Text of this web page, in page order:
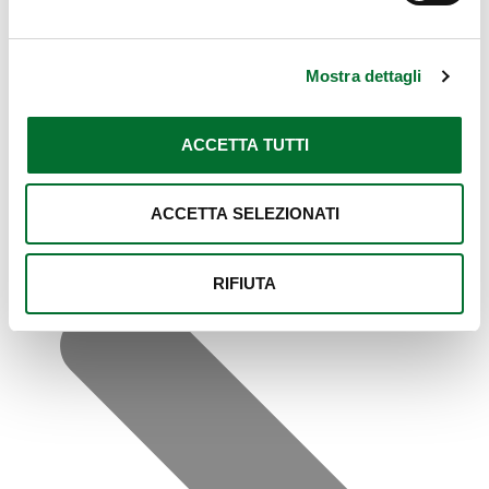
Mostra dettagli
ACCETTA TUTTI
ACCETTA SELEZIONATI
RIFIUTA
Precedente